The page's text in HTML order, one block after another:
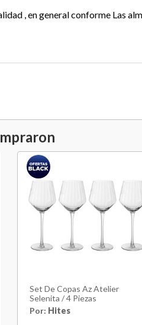
, en general conforme Las
Set De Copas Az Atelier
Selenita / 4 Piezas
Por: Hites